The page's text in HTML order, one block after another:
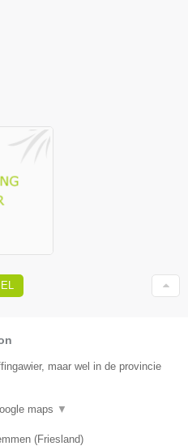
maar wel in de provincie
maps ▼
(Friesland)